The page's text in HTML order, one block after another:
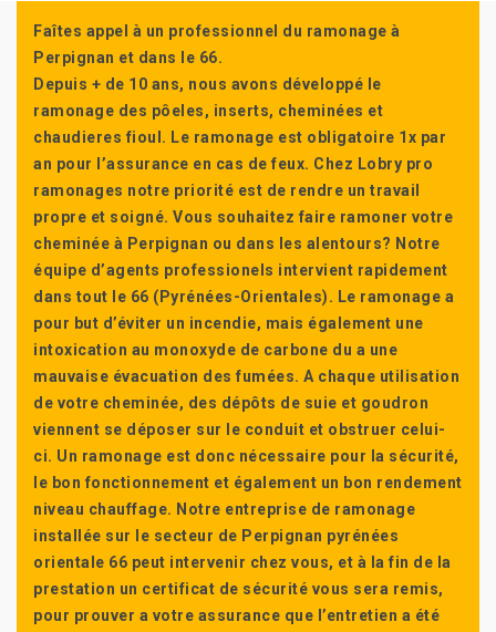
Faîtes appel à un professionnel du ramonage à
Perpignan et dans le 66.
Depuis + de 10 ans, nous avons développé le
ramonage des pôeles, inserts, cheminées et
chaudieres fioul. Le ramonage est obligatoire 1x par
an pour l’assurance en cas de feux. Chez Lobry pro
ramonages notre priorité est de rendre un travail
propre et soigné. Vous souhaitez faire ramoner votre
cheminée à Perpignan ou dans les alentours? Notre
équipe d’agents professionels intervient rapidement
dans tout le 66 (Pyrénées-Orientales). Le ramonage a
pour but d’éviter un incendie, mais également une
intoxication au monoxyde de carbone du a une
mauvaise évacuation des fumées. A chaque utilisation
de votre cheminée, des dépôts de suie et goudron
viennent se déposer sur le conduit et obstruer celui-
ci. Un ramonage est donc nécessaire pour la sécurité,
le bon fonctionnement et également un bon rendement
niveau chauffage. Notre entreprise de ramonage
installée sur le secteur de Perpignan pyrénées
orientale 66 peut intervenir chez vous, et à la fin de la
prestation un certificat de sécurité vous sera remis,
pour prouver a votre assurance que l’entretien a été